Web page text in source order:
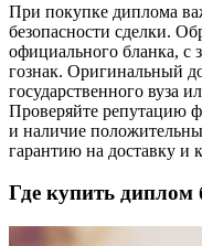
При покупке диплома
безопасности сделки.
официального бланка, с
гознак. Оригинальный
государственного вуза
Проверяйте репутацию
и наличие
гарантию на доставку и
Где купить диплом